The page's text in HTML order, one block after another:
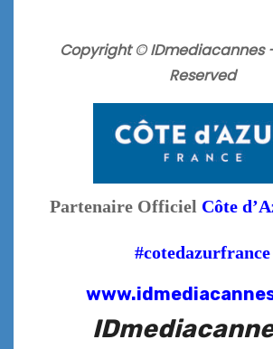
Copyright © IDmediacannes
Reserved
Partenaire Officiel Côte
#cotedazurfrance